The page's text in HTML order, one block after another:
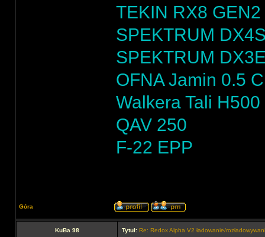
TEKIN RX8
SPEKTRUM
SPEKTRUM
OFNA Jamin 0.5
Walkera Tali H500
QAV 250
F-22 EPP
Góra
KuBa 98 Tytuł: Re: Redox Alpha V2 ładowanie/